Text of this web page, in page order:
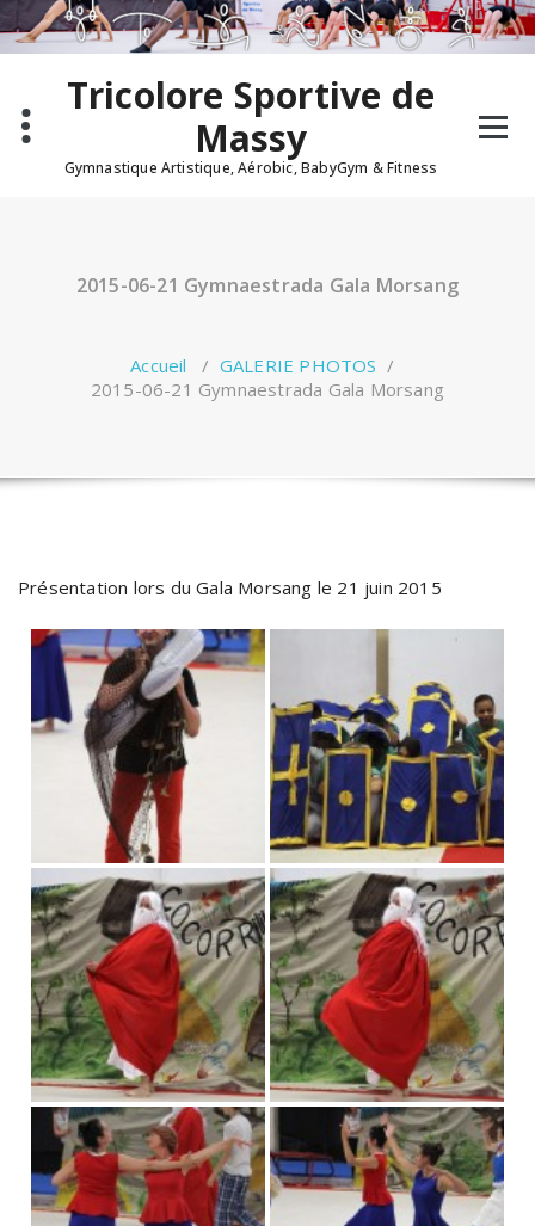
Aller
au
contenu
Tricolore Sportive de
Massy
Gymnastique Artistique, Aérobic, BabyGym & Fitness
2015-06-21 Gymnaestrada Gala Morsang
Accueil / GALERIE PHOTOS /
2015-06-21 Gymnaestrada Gala Morsang
Présentation lors du Gala Morsang le 21 juin 2015